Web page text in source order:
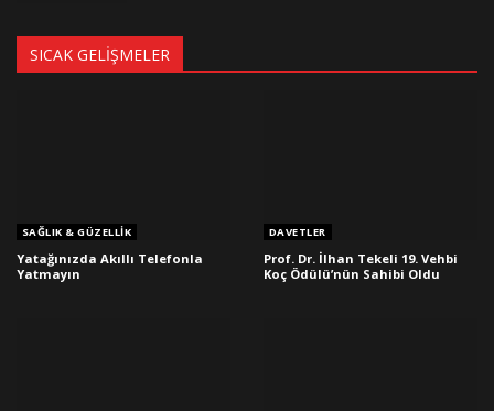
SICAK GELIŞMELER
SAĞLIK & GÜZELLIK
Yatağınızda Akıllı Telefonla
Yatmayın
DAVETLER
Prof. Dr. İlhan Tekeli 19. Vehbi
Koç Ödülü’nün Sahibi Oldu